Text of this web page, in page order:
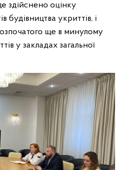
здійснено оцінку
будівництва укриттів, і
ще в минулому
у закладах загальної